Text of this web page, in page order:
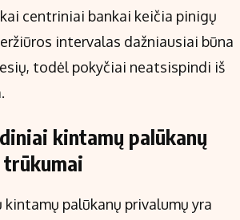
centriniai bankai keičia pinigų
intervalas dažniausiai būna
todėl pokyčiai neatsispindi iš
kintamų palūkanų
palūkanų privalumų yra